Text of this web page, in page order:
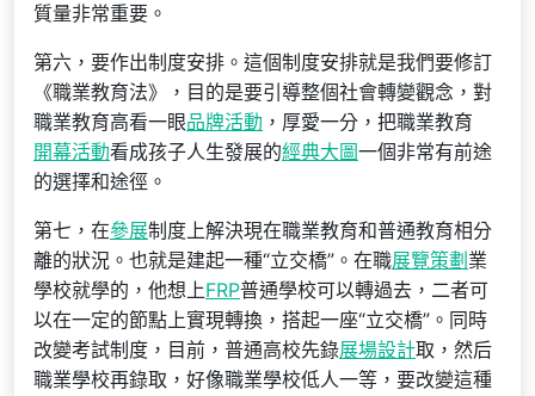
質量非常重要。
第六，要作出制度安排。這個制度安排就是我們要修訂
《職業教育法》，目的是要引導整個社會轉變觀念，對
職業教育高看一眼品牌活動 ，厚愛一分，把職業教育
開幕活動看成孩子人生發展的經典大圖一個非常有前途
的選擇和途徑。
第七，在參展制度上解決現在職業教育和普通教育相分
離的狀況。也就是建起一種“立交橋”。在職展覽策劃 業
學校就學的，他想上FRP普通學校可以轉過去，二者可
以在一定的節點上實現轉換，搭起一座“立交橋”。同時
改變考試制度，目前，普通高校先錄展場設計取，然后
職業學校再錄取，好像職業學校低人一等，要改變這種